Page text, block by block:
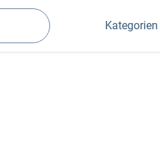
Suchen
Kategorien